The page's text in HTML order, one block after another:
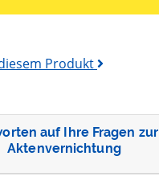
Produkt
auf Ihre Fragen zur
Aktenvernichtung